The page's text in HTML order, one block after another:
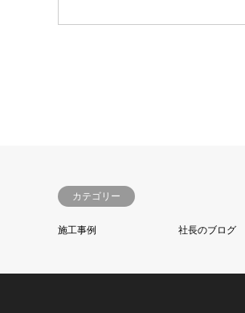
カテゴリー
施工事例 社長のブログ